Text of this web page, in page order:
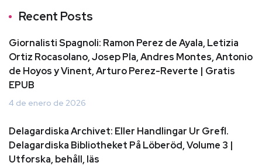
Recent Posts
Giornalisti Spagnoli: Ramon Perez de Ayala, Letizia
Ortiz Rocasolano, Josep Pla, Andres Montes, Antonio
de Hoyos y Vinent, Arturo Perez-Reverte | Gratis
EPUB
4 de enero de 2026
Delagardiska Archivet: Eller Handlingar Ur Grefl.
Delagardiska Bibliotheket På Löberöd, Volume 3 |
Utforska, behåll, läs